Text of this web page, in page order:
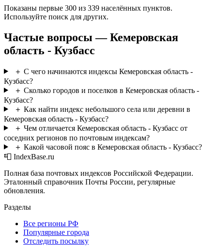
Показаны первые 300 из 339 населённых пунктов.
Используйте поиск для других.
Частые вопросы — Кемеровская
область - Кузбасс
＋ С чего начинаются индексы Кемеровская область -
Кузбасс?
＋ Сколько городов и поселков в Кемеровская область -
Кузбасс?
＋ Как найти индекс небольшого села или деревни в
Кемеровская область - Кузбасс?
＋ Чем отличается Кемеровская область - Кузбасс от
соседних регионов по почтовым индексам?
＋ Какой часовой пояс в Кемеровская область - Кузбасс?
📮 IndexBase.ru
Полная база почтовых индексов Российской Федерации.
Эталонный справочник Почты России, регулярные
обновления.
Разделы
Все регионы РФ
Популярные города
Отследить посылку